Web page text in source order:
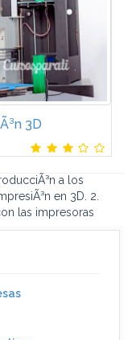
3D
a los
en 3D. 2.
las impresoras